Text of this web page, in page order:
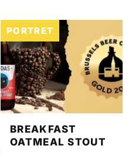
PORTRET
BREAKFAST
OATMEAL STOUT